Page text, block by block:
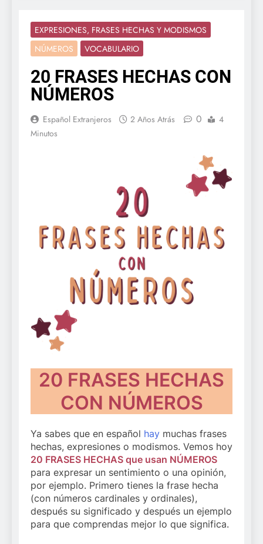
EXPRESIONES, FRASES HECHAS Y MODISMOS
NÚMEROS
VOCABULARIO
20 FRASES HECHAS CON
NÚMEROS
Español Extranjeros 2 Años Atrás 0
4
Minutos
20 FRASES HECHAS
CON NÚMEROS
Ya sabes que en español hay muchas frases
hechas, expresiones o modismos. Vemos hoy
20 FRASES HECHAS que usan NÚMEROS
para expresar un sentimiento o una opinión,
por ejemplo. Primero tienes la frase hecha
(con números cardinales y ordinales),
después su significado y después un ejemplo
para que comprendas mejor lo que significa.